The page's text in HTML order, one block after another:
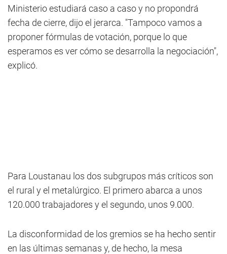
Ministerio estudiará caso a caso y no propondrá
fecha de cierre, dijo el jerarca. "Tampoco vamos a
proponer fórmulas de votación, porque lo que
esperamos es ver cómo se desarrolla la negociación",
explicó.
Para Loustanau los dos subgrupos más críticos son
el rural y el metalúrgico. El primero abarca a unos
120.000 trabajadores y el segundo, unos 9.000.
La disconformidad de los gremios se ha hecho sentir
en las últimas semanas y, de hecho, la mesa